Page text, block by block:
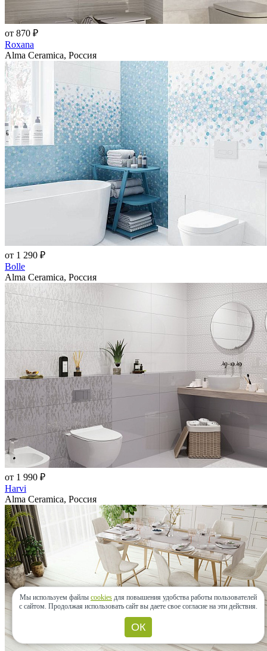
от 870 ₽
Roxana
Alma Ceramica, Россия
от 1 290 ₽
Bolle
Alma Ceramica, Россия
от 1 990 ₽
Harvi
Alma Ceramica, Россия
Мы используем файлы cookies для повышения удобства работы пользователей
с сайтом. Продолжая использовать сайт вы даете свое согласие на эти действия.
ОК